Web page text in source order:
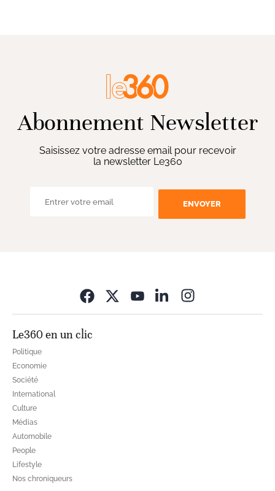
Abonnement Newsletter
Saisissez votre adresse email pour recevoir
la newsletter Le360
ENVOYER
Le360 en un clic
Politique
Economie
Société
International
Culture
Médias
Automobile
People
Lifestyle
Nos chroniqueurs